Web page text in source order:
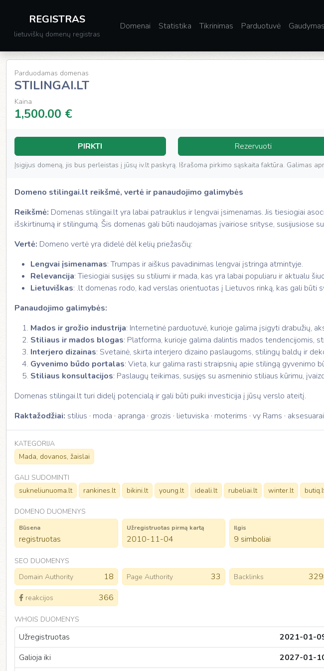
REGISTRAS
lietuviškų domenų registras
Domenai Statistika Tikrinimas Parduotuvė Gaudymas
Parduodamas domenas
STILINGAI.LT
Kaina
1,500.00 €
PIRKTI Rezervuoti
Įsigijus domeną, jis bus perleistas į jūsų iv.lt paskyrą. Išrašoma pirkimo sąskaita faktūra. Galimas
Domeno stilingai.lt reikšmė, vertė ir panaudojimo galimybės
Reikšmė: Domenas stilingai.lt yra labai patrauklus ir lengvai įsimenamas. Jis tiesiogiai
išskirtinumą ir stilingumą. Šis domenas gali būti naudojamas įvairiose srityse, susijusiose
Vertė: Domeno vertė yra didelė dėl kelių priežasčių:
Lengvai įsimenamas: Trumpas ir aiškus pavadinimas lengvai įstringa atmintyje.
Relevancija: Tiesiogiai susijęs su stiliumi ir mada, kas yra labai populiaru ir aktualu
Lietuviškas: .lt domenas rodo, kad verslas orientuotas į Lietuvos rinką, kas gali būti
Panaudojimo galimybės:
Mados ir grožio industrija: Internetinė parduotuvė, kurioje galima įsigyti drabužių,
Stiliaus ir mados blogas: Platforma, kurioje galima dalintis mados tendencijomis,
Interjero dizainas: Svetainė, skirta interjero dizaino paslaugoms, stilingų baldų ir
Gyvenimo būdo portalas: Vieta, kur galima rasti straipsnių apie stilingą gyvenimo
Stiliaus konsultacijos: Paslaugų teikimas, susijęs su asmeninio stiliaus kūrimu,
Domenas stilingai.lt turi didelį potencialą ir gali būti puiki investicija į jūsų verslo ateitį.
Raktažodžiai: stilius · moda · apranga · grozis · lietuviska · moterims · vy Rams ·
KATEGORIJA
Mada, dovanos, žaislai
GALI SUDOMINTI
sukneliunuoma.lt
rankines.lt bikini.lt young.lt ideali.lt rubeliai.lt winter.lt
DOMENO DUOMENYS
Būsena
registruotas
Užregistruotas pirmą kartą
2010-11-04
Ilgis
9 simboliai
SEO DUOMENYS
Domain Authority
18 Page Authority 33 Backlinks
reakcijos 366
WHOIS DUOMENYS
Užregistruotas
2021-01-
Galioja iki
2027-01-